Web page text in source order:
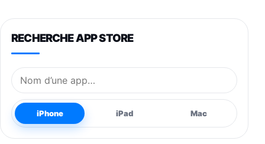
RECHERCHE APP STORE
Nom de l’application
iPhone iPad Mac